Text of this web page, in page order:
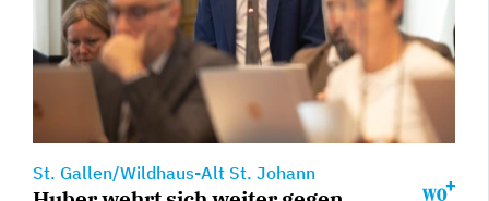
St. Gallen/Wildhaus-Alt St. Johann